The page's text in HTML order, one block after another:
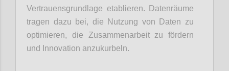
Vertrauensgrundlage etablieren. Datenräume
tragen dazu bei, die Nutzung von Daten zu
optimieren, die Zusammenarbeit zu fördern
und Innovation anzukurbeln.